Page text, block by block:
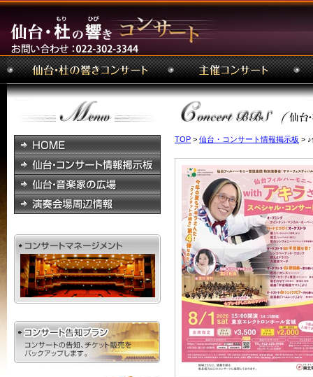
TOP > 仙台・コンサート情報掲示板 >